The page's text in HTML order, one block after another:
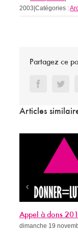
2003|Catégories :
Partagez ce
Facebook
Articles
Appel à dons
dimanche 19